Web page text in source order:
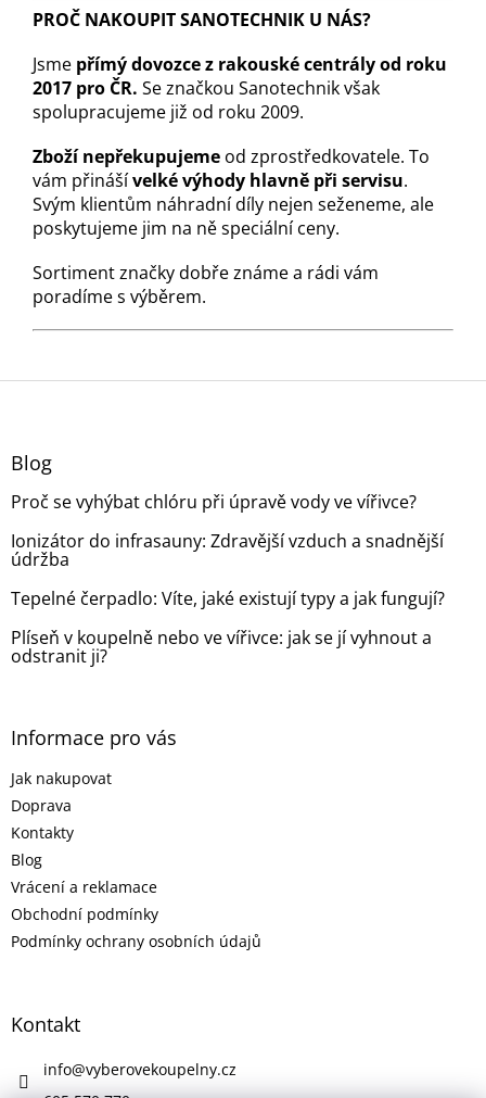
PROČ NAKOUPIT SANOTECHNIK U NÁS?
Jsme přímý dovozce z rakouské centrály od roku
2017 pro ČR. Se značkou Sanotechnik však
spolupracujeme již od roku 2009.
Zboží nepřekupujeme od zprostředkovatele. To
vám přinášívelké výhody hlavně při servisu.
Svým klientům náhradní díly nejen seženeme, ale
poskytujeme jim na ně speciální ceny.
Sortiment značky dobře známe a rádi vám
poradíme s výběrem.
Z
Blog
Proč se vyhýbat chlóru při úpravě vody ve vířivce?
Ionizátor do infrasauny: Zdravější vzduch a snadnější
údržba
Tepelné čerpadlo: Víte, jaké existují typy a jak fungují?
Plíseň v koupelně nebo ve vířivce: jak se jí vyhnout a
odstranit ji?
Informace pro vás
Jak nakupovat
Doprava
Kontakty
Blog
Vrácení a reklamace
Obchodní podmínky
Podmínky ochrany osobních údajů
Kontakt
info@vyberovekoupelny.cz